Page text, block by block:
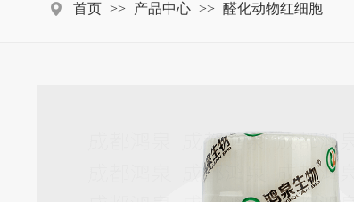
首页 >> 产品中心 >> 醛化动物红细胞